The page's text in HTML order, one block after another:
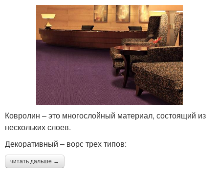
Ковролин – это многослойный материал, состоящий из
нескольких слоев.
Декоративный – ворс трех типов:
читать дальше →